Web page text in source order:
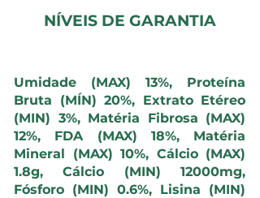
NÍVEIS DE GARANTIA
Umidade (MAX) 13%, Proteína
Bruta (MÍN) 20%, Extrato Etéreo
(MIN) 3%, Matéria Fibrosa (MAX)
12%, FDA (MAX) 18%, Matéria
Mineral (MAX) 10%, Cálcio (MAX)
1.8g, Cálcio (MIN) 12000mg,
Fósforo (MIN) 0.6%, Lisina (MIN)